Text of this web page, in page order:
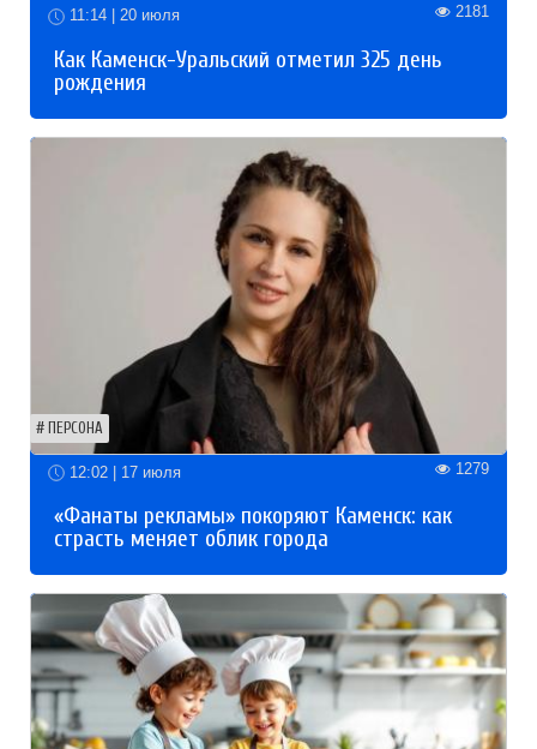
11:14 | 20 июля 2181
Как Каменск-Уральский отметил 325 день
рождения
ПЕРСОНА
12:02 | 17 июля 1279
«Фанаты рекламы» покоряют Каменск: как
страсть меняет облик города